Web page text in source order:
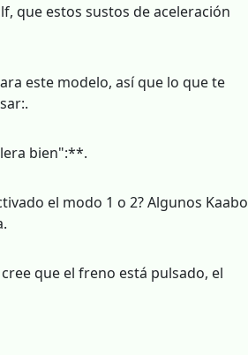
que estos sustos de aceleración
este modelo, así que lo que te
bien":**.
el modo 1 o 2? Algunos Kaabo
que el freno está pulsado, el